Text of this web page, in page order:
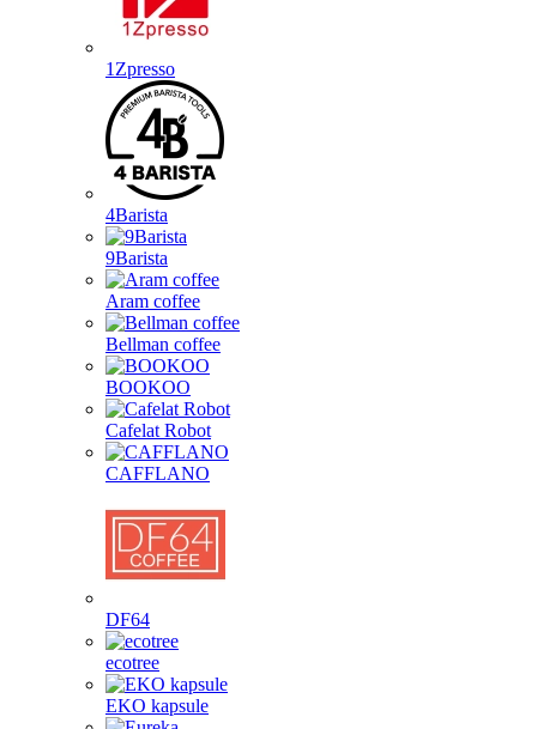
1Zpresso
4Barista
9Barista
Aram coffee
Bellman coffee
BOOKOO
Cafelat Robot
CAFFLANO
DF64
ecotree
EKO kapsule